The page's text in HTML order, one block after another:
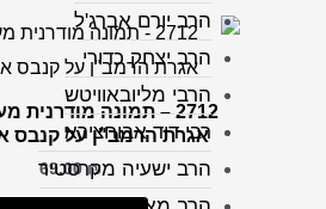
הרב יורם אברג'ל
הרב יצחק כדורי
הרבי מליובאוויטש
רבי דוד אבוחצירא
הרב ישעיה מקרסטיר
2712 – תמונה
אגרת הרמב"ן על קנבס
69.00₪